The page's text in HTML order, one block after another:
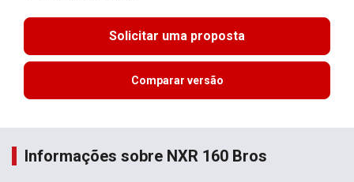
Solicitar uma proposta
Comparar versão
Informações sobre NXR 160 Bros